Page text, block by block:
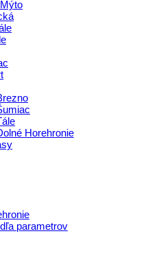
Horehronie
parametrov